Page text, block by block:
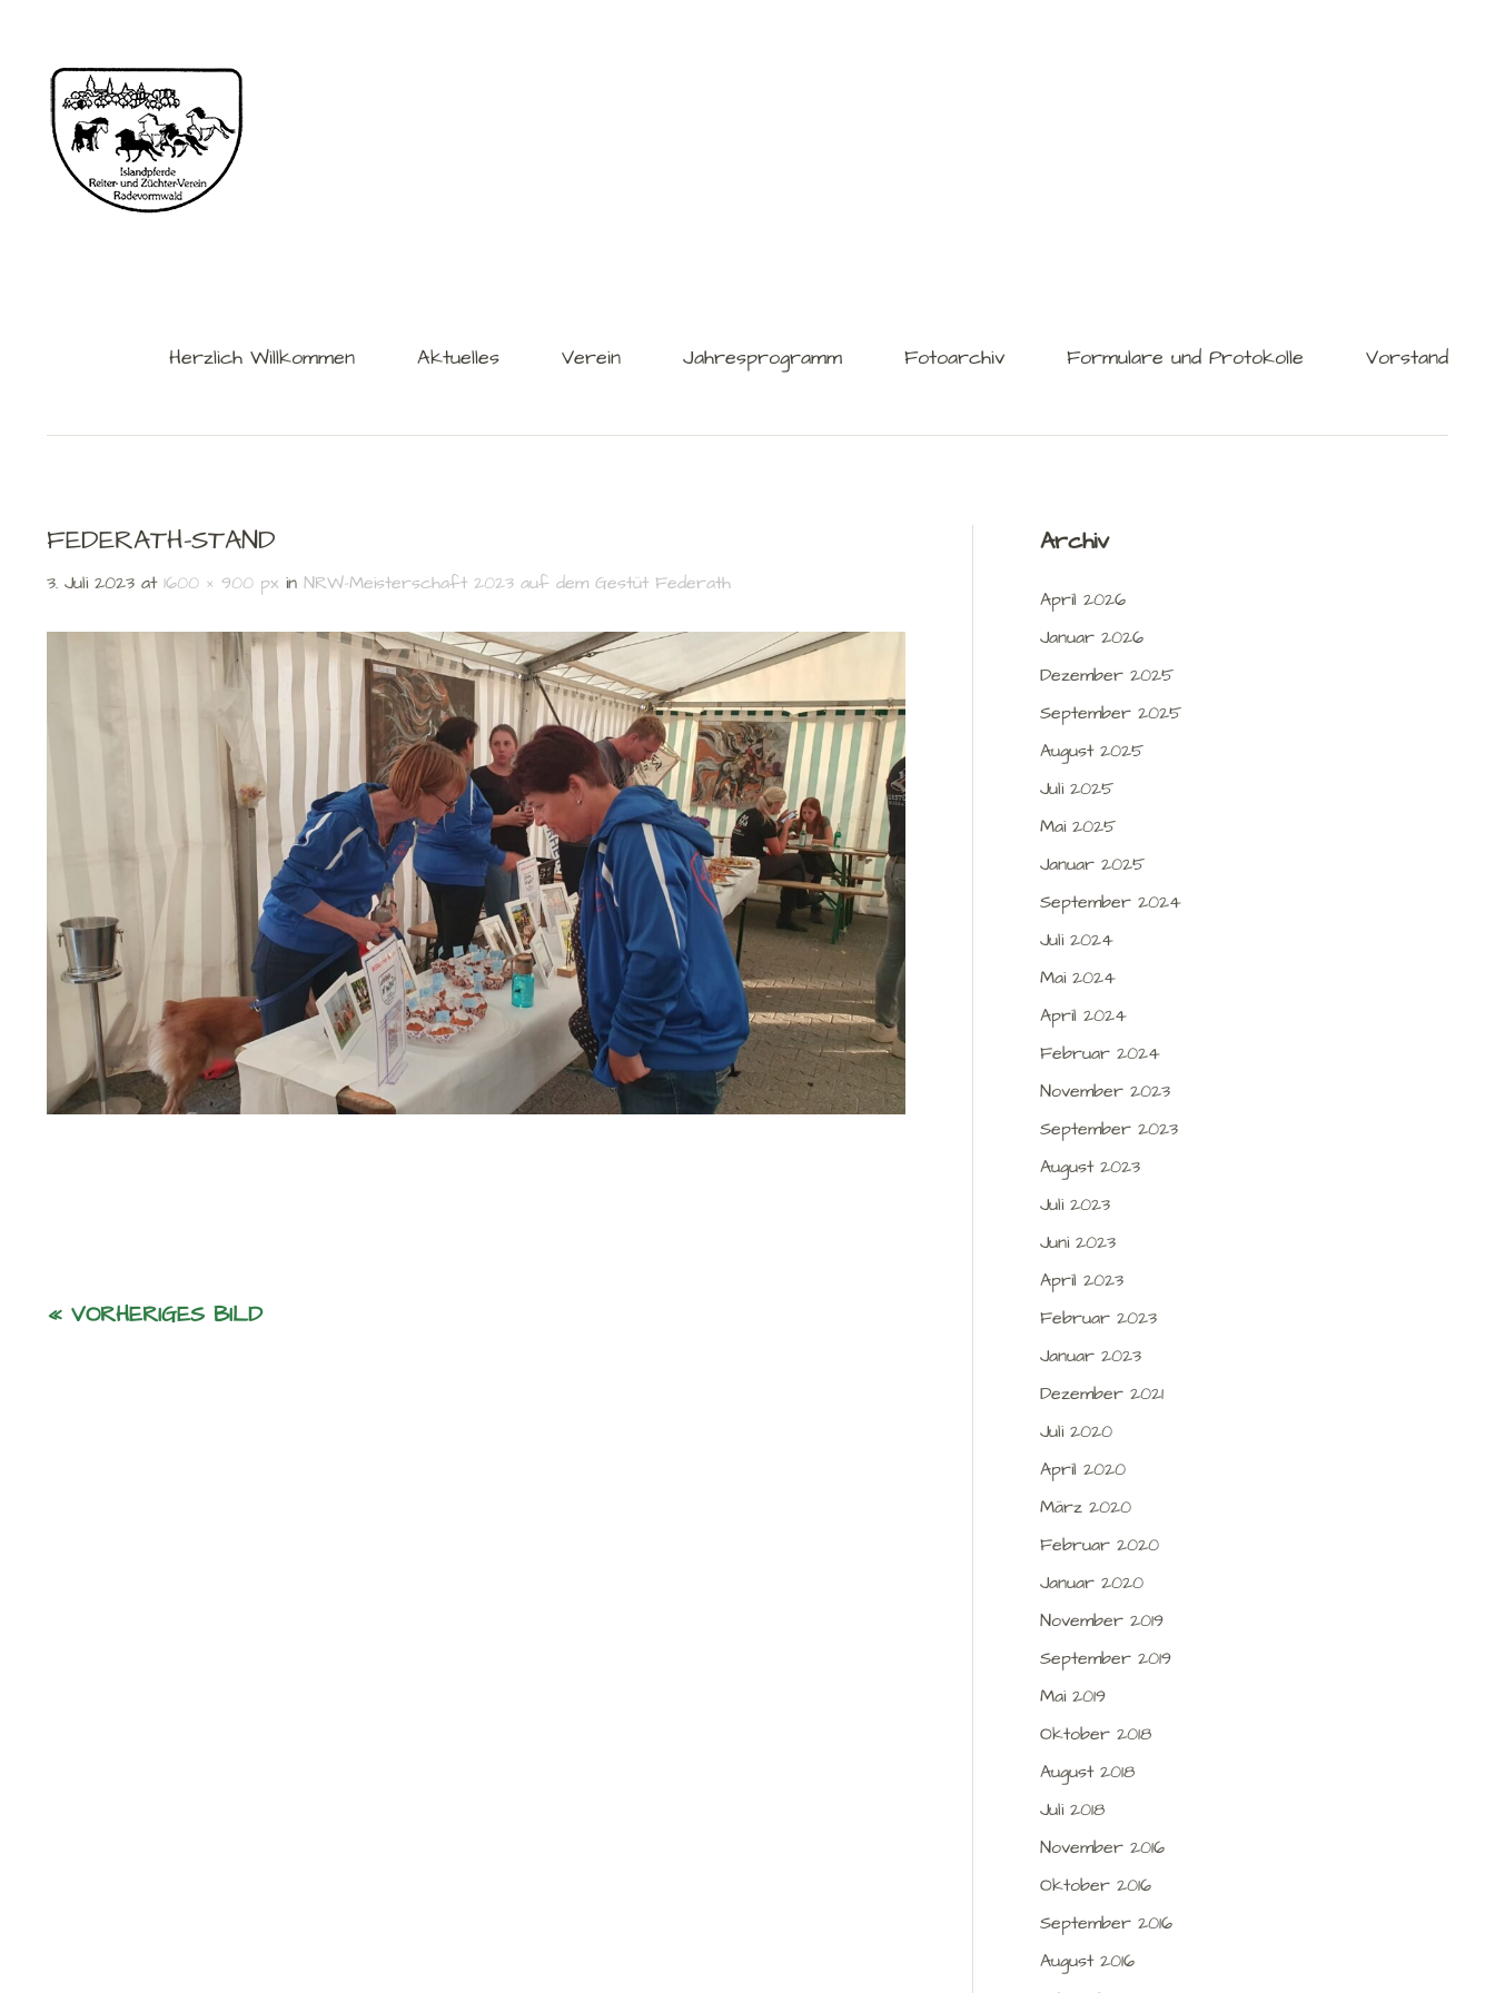
Herzlich Willkommen Aktuelles Verein Jahresprogramm Fotoarchiv Formulare und Protokolle Vorstand
FEDERATH-STAND
3. Juli 2023 at 1600 × 900 px in NRW-Meisterschaft 2023 auf dem Gestüt Federath
« VORHERIGES BILD
Archiv
April 2026
Januar 2026
Dezember 2025
September 2025
August 2025
Juli 2025
Mai 2025
Januar 2025
September 2024
Juli 2024
Mai 2024
April 2024
Februar 2024
November 2023
September 2023
August 2023
Juli 2023
Juni 2023
April 2023
Februar 2023
Januar 2023
Dezember 2021
Juli 2020
April 2020
März 2020
Februar 2020
Januar 2020
November 2019
September 2019
Mai 2019
Oktober 2018
August 2018
Juli 2018
November 2016
Oktober 2016
September 2016
August 2016